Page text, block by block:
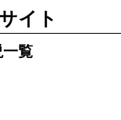
イト
覧